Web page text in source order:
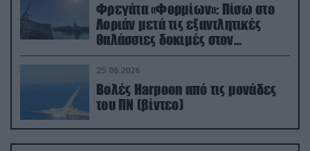
Φρεγάτα «Φορμίων»: Πίσω στο
Λοριάν μετά τις εξαντλητικές
θαλάσσιες δοκιμές στον
απαιτητικό Βισκαϊκό
25.06.2026
Βολές Harpoon από τις μονάδες
του ΠΝ (βίντεο)